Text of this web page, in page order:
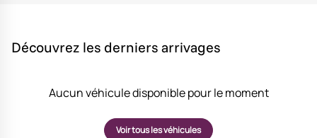
Découvrez les derniers arrivages
Aucun véhicule disponible pour le moment
Voir tous les véhicules